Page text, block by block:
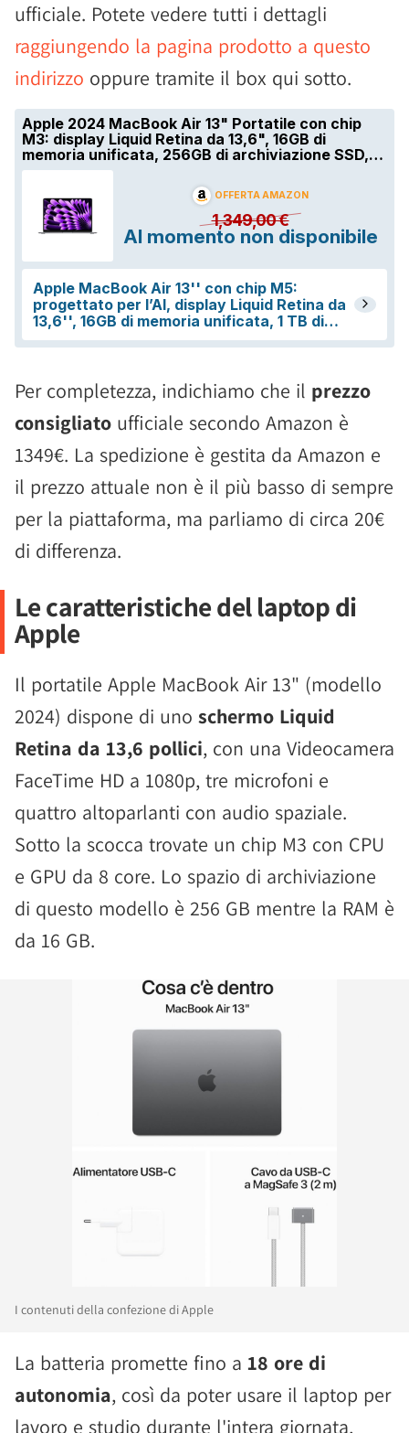
ufficiale. Potete vedere tutti i dettagli
raggiungendo la pagina prodotto a questo
indirizzo oppure tramite il box qui sotto.
Per completezza, indichiamo che il prezzo
consigliato ufficiale secondo Amazon è
1349€. La spedizione è gestita da Amazon e
il prezzo attuale non è il più basso di sempre
per la piattaforma, ma parliamo di circa 20€
di differenza.
Le caratteristiche del laptop di
Apple
Il portatile Apple MacBook Air 13" (modello
2024) dispone di uno schermo Liquid
Retina da 13,6 pollici, con una Videocamera
FaceTime HD a 1080p, tre microfoni e
quattro altoparlanti con audio spaziale.
Sotto la scocca trovate un chip M3 con CPU
e GPU da 8 core. Lo spazio di archiviazione
di questo modello è 256 GB mentre la RAM è
da 16 GB.
I contenuti della confezione di Apple
La batteria promette fino a 18 ore di
autonomia, così da poter usare il laptop per
lavoro e studio durante l'intera giornata,